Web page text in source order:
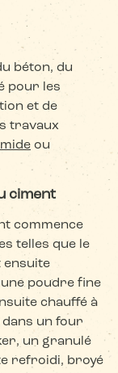
béton, du
pour les
et de
travaux
ou
ciment
commence
telles que le
ensuite
poudre fine
chauffé à
un four
un granulé
refroidi, broyé